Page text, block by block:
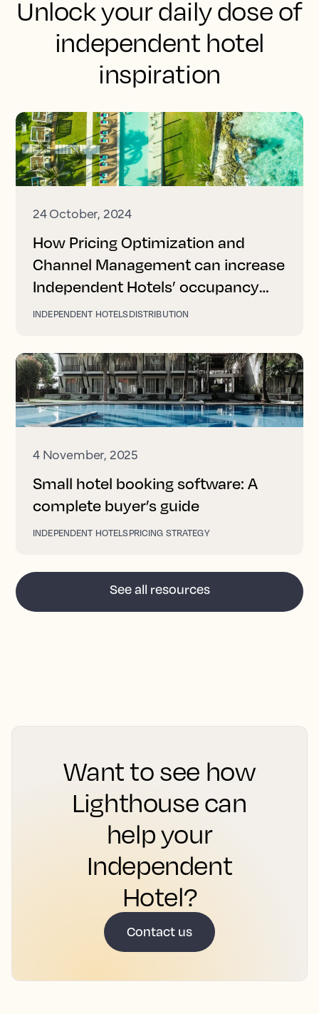
Unlock your daily dose of
independent hotel
inspiration
24 October, 2024
How Pricing Optimization and
Channel Management can increase
Independent Hotels’ occupancy
and revenue
INDEPENDENT HOTELSDISTRIBUTION
4 November, 2025
Small hotel booking software: A
complete buyer’s guide
INDEPENDENT HOTELSPRICING STRATEGY
See all resources
Want to see how
Lighthouse can
help your
Independent
Hotel?
Contact us